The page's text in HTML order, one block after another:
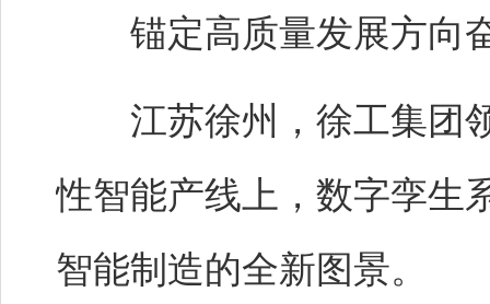
锚定高质量发展方向
江苏徐州，徐工集团领
性智能产线上，数字孪生
智能制造的全新图景。